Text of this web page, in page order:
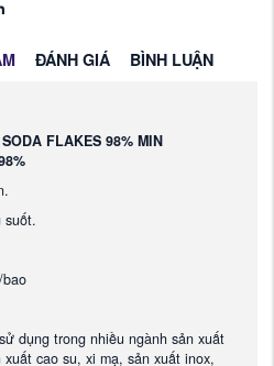
ĐÁNH GIÁ BÌNH LUẬN
FLAKES 98% MIN
suốt.
dụng trong nhiều ngành sản xuất
cao su, xi mạ, sản xuất inox,